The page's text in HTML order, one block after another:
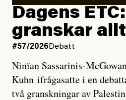
Dagens
granskar
#57/2026 Debatt
Ninïan Sassarinis-
Kuhn ifrågasatte i en
två granskningar av